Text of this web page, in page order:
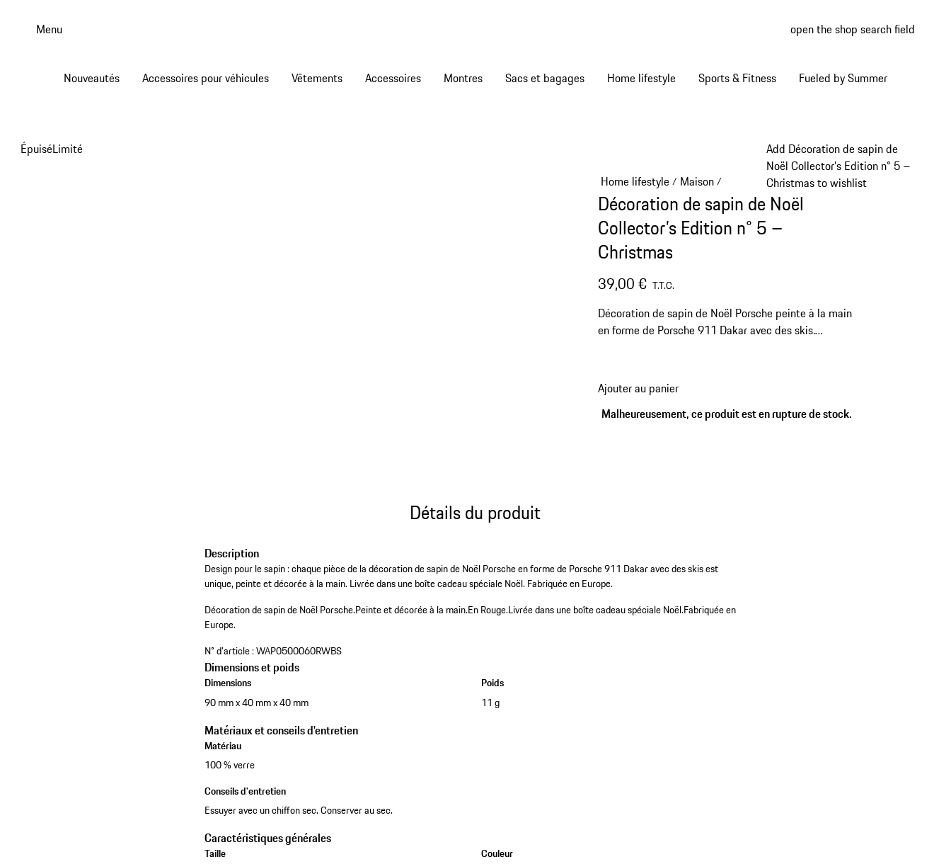
Menu open the shop search field
Nouveautés Accessoires pour véhicules Vêtements Accessoires Montres Sacs et bagages Home lifestyle Sports & Fitness Fueled by Summer
Add Décoration de sapin de
Noël Collector’s Edition n° 5 –
Christmas to wishlist
ÉpuiséLimité
Home lifestyle/ Maison/
Décoration de sapin de Noël
Collector’s Edition n° 5 –
Christmas
39,00 € T.T.C.
Décoration de sapin de Noël Porsche peinte à la main
en forme de Porsche 911 Dakar avec des skis.
Ajouter au panier
Malheureusement, ce produit est en rupture de stock.
Détails du produit
Description
Design pour le sapin : chaque pièce de la décoration de sapin de Noël Porsche en forme de Porsche 911 Dakar avec des skis est
unique, peinte et décorée à la main. Livrée dans une boîte cadeau spéciale Noël. Fabriquée en Europe.
Décoration de sapin de Noël Porsche.Peinte et décorée à la main.En Rouge.Livrée dans une boîte cadeau spéciale Noël.Fabriquée en
Europe.
N° d'article :WAP0500060RWBS
Dimensions et poids
Dimensions
90 mm x 40 mm x 40 mm
Poids
11 g
Matériaux et conseils d'entretien
Matériau
100 % verre
Conseils d'entretien
Essuyer avec un chiffon sec. Conserver au sec.
Caractéristiques générales
Taille
Couleur